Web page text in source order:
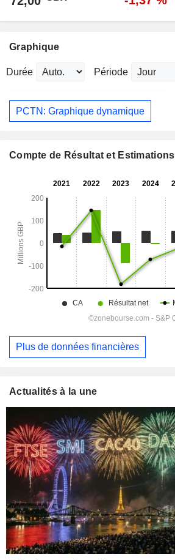
Graphique
Durée Période
PCTN: Graphique dynamique
Compte de Résultat et Estimations
Plus de données financières
Actualités à la une